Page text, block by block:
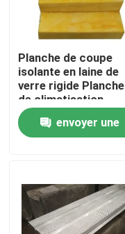
Maison
Produits
Visite d'usine
Planche de coupe
isolante en laine de
verre rigide Planche
de climatisation
envoyer une